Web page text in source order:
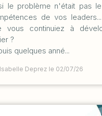
le problème n'était pas
de vos
vous continuiez à
?
quelques anné...
Deprez le 02/07/26